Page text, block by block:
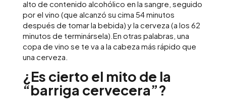
alto de contenido alcohólico en la sangre, seguido
por el vino (que alcanzó su cima 54 minutos
después de tomar la bebida) y la cerveza (a los 62
minutos de terminársela).En otras palabras, una
copa de vino se te va a la cabeza más rápido que
una cerveza.
¿Es cierto el mito de la
“barriga cervecera”?